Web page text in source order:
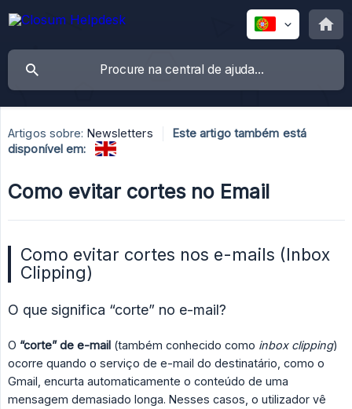
Artigos sobre: Newsletters
Este artigo também está
disponível em:
Como evitar cortes no Email
Como evitar cortes nos e-mails (Inbox
Clipping)
O que significa “corte” no e-mail?
O “corte” de e-mail (também conhecido como inbox clipping)
ocorre quando o serviço de e-mail do destinatário, como o
Gmail, encurta automaticamente o conteúdo de uma
mensagem demasiado longa. Nesses casos, o utilizador vê